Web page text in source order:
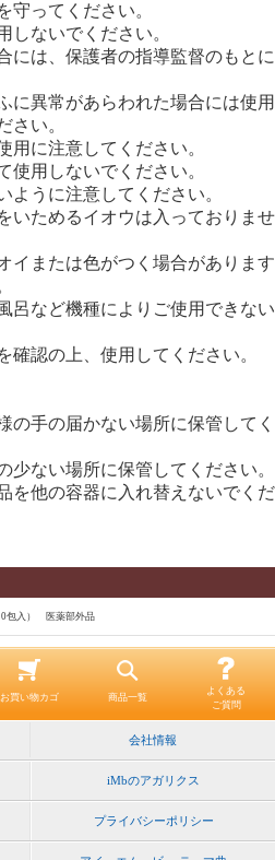
ってください。
ないでください。
は、保護者の指導監督のもとに
異常があらわれた場合には使用
さい。
に注意してください。
用しないでください。
うに注意してください。
いためるイオウは入っておりませ
イまたは色がつく場合があります
呂など機種によりご使用できない
認の上、使用してください。
手の届かない場所に保管してく
ない場所に保管してください。
を他の容器に入れ替えないでくだ
包入） 医薬部外品
お買い物カゴ 商品一覧
よくある
ご質問
会社情報
iMbのアガリクス
プライバシーポリシー